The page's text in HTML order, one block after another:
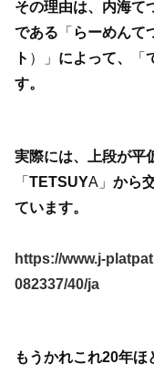
その理由は、内海て
である 「 らーめんて
ト ）」 によって、 「
す。
実際には、上段が平
「 TETSUYA」 から
ています。
https://www.j-
082337/40/ja
もうかれこれ20年